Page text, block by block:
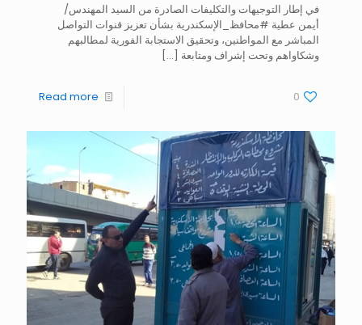
في إطار التوجيهات والتكليفات الصادرة من السيد المهندس/
أيمن عطية #محافظ_الإسكندرية بشأن تعزيز قنوات التواصل
المباشر مع المواطنين، وتحقيق الاستجابة الفورية لمطالبهم
وشكاواهم وتحت إشراف ومتابعة […]
0
Read more